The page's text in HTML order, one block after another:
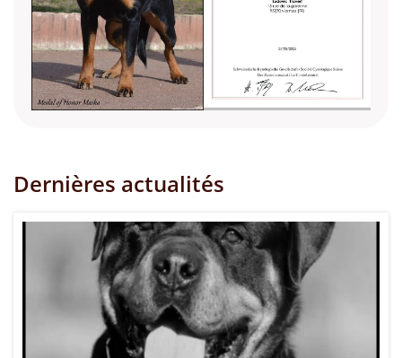
Dernières actualités